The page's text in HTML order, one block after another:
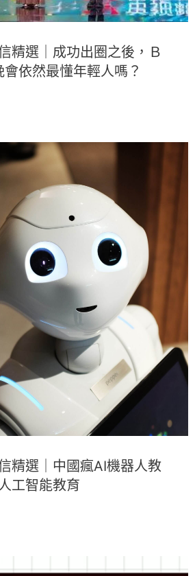
精選｜成功出圈之後，Ｂ
依然最懂年輕人嗎？
精選｜中國瘋AI機器人教
工智能教育